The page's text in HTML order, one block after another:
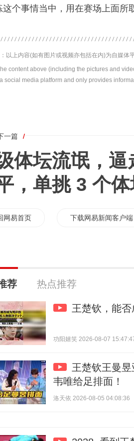
这个事情当中，用在赛场上面所
以上内容(如有图片或视频亦包括在内)为自媒体
content above (including the pictures and
social media platform and only provides
一篇 /
体坛流氓，逼
，单挑 3 个
网易首页 下载网易新闻客户端
荐 热点推荐
王楚钦，能
功阳嬉笑 2026-08-07
王楚钦王曼
韦唯给足排面！
洛天依 2026-08-05 04:08:36